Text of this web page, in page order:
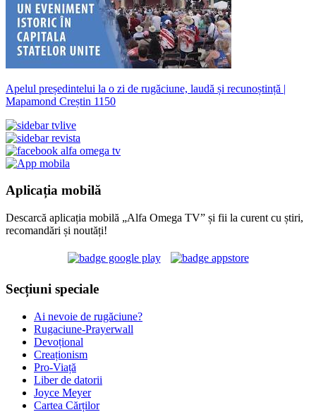
Apelul președintelui la o zi de rugăciune, laudă și recunoștință |
Mapamond Creștin 1150
Aplicația mobilă
Descarcă aplicația mobilă „Alfa Omega TV” și fii la curent cu știri,
recomandări și noutăți!
Secțiuni speciale
Ai nevoie de rugăciune?
Rugaciune-Prayerwall
Devoțional
Creaționism
Pro-Viață
Liber de datorii
Joyce Meyer
Cartea Cărților